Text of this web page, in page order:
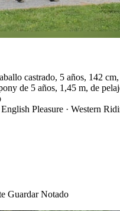
castrado, 5 años, 142
de 5 años, 1,45 m, de
Pleasure · Western
Guardar Notado